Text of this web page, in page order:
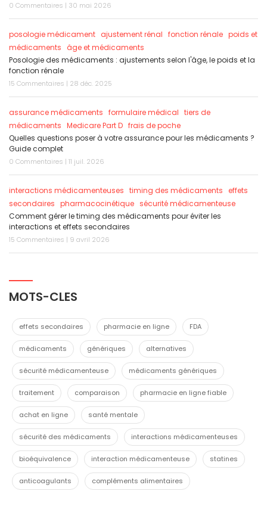
0 Commentaires | 30 mai 2026
posologie médicament ajustement rénal fonction rénale poids et
médicaments
âge et médicaments
Posologie des médicaments : ajustements selon l'âge, le poids et la
fonction rénale
15 Commentaires | 28 déc. 2025
assurance médicaments formulaire médical tiers de
médicaments Medicare Part D frais de poche
Quelles questions poser à votre assurance pour les médicaments ?
Guide complet
0 Commentaires | 11 juil. 2026
interactions médicamenteuses timing des médicaments
effets
secondaires pharmacocinétique sécurité médicamenteuse
Comment gérer le timing des médicaments pour éviter les
interactions et effets secondaires
15 Commentaires | 9 avril 2026
MOTS-CLES
effets secondaires pharmacie en ligne FDA
médicaments génériques alternatives
sécurité médicamenteuse médicaments génériques
traitement comparaison pharmacie en ligne fiable
achat en ligne santé mentale
sécurité des médicaments interactions médicamenteuses
bioéquivalence interaction médicamenteuse statines
anticoagulants compléments alimentaires